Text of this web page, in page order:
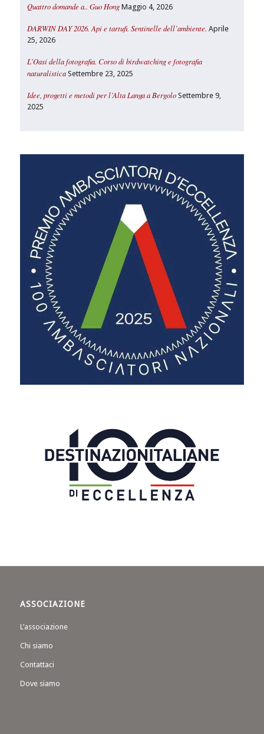
Quattro domande a.. Guo Hong Maggio 4, 2026
DARWIN DAY 2026. Api e tartufi. Sentinelle dell’ambiente. Aprile
25, 2026
L’Oasi della fotografia. Corso di birdwatching e fotografia
naturalistica Settembre 23, 2025
Idee, progetti e metodi per l’Alta Langa a Bergolo Settembre 9,
2025
ASSOCIAZIONE
L’associazione
Chi siamo
Contattaci
Dove siamo